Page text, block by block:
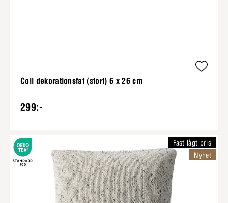
Coil dekorationsfat (stort) 6 x 26 cm
299:-
Fast lågt pris
Nyhet